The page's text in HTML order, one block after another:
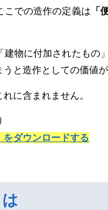
こでの造作の定義は 「
建物に付加されたもの
と造作としての価値
に含まれません。
をダウンロードする